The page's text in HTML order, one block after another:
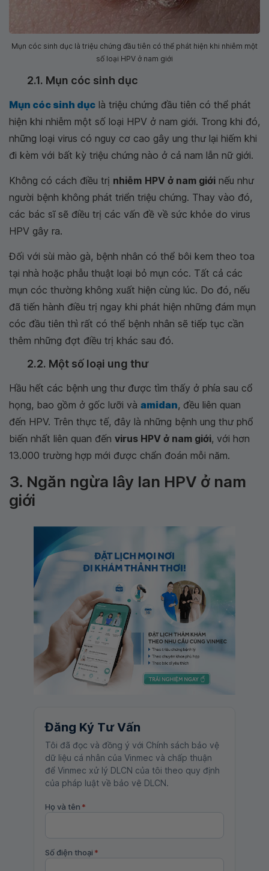
Mụn cóc sinh dục là triệu chứng đầu tiên có thể phát hiện khi nhiễm một
số loại HPV ở nam giới
2.1. Mụn cóc sinh dục
Mụn cóc sinh dục là triệu chứng đầu tiên có thể phát
hiện khi nhiễm một số loại HPV ở nam giới. Trong khi đó,
những loại virus có nguy cơ cao gây ung thư lại hiếm khi
đi kèm với bất kỳ triệu chứng nào ở cả nam lẫn nữ giới.
Không có cách điều trị nhiễm HPV ở nam giới nếu như
người bệnh không phát triển triệu chứng. Thay vào đó,
các bác sĩ sẽ điều trị các vấn đề về sức khỏe do virus
HPV gây ra.
Đối với sùi mào gà, bệnh nhân có thể bôi kem theo toa
tại nhà hoặc phẫu thuật loại bỏ mụn cóc. Tất cả các
mụn cóc thường không xuất hiện cùng lúc. Do đó, nếu
đã tiến hành điều trị ngay khi phát hiện những đám mụn
cóc đầu tiên thì rất có thể bệnh nhân sẽ tiếp tục cần
thêm những đợt điều trị khác sau đó.
2.2. Một số loại ung thư
Hầu hết các bệnh ung thư được tìm thấy ở phía sau cổ
họng, bao gồm ở gốc lưỡi và amidan, đều liên quan
đến HPV. Trên thực tế, đây là những bệnh ung thư phổ
biến nhất liên quan đến virus HPV ở nam giới, với hơn
13.000 trường hợp mới được chẩn đoán mỗi năm.
3. Ngăn ngừa lây lan HPV ở nam
giới
Đăng Ký Tư Vấn
Tôi đã đọc và đồng ý với Chính sách bảo vệ
dữ liệu cá nhân của Vinmec và chấp thuận
để Vinmec xử lý DLCN của tôi theo quy định
của pháp luật về bảo vệ DLCN.
Họ và tên *
Số điện thoại *